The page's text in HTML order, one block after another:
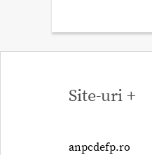
Site-uri +
anpcdefp.ro